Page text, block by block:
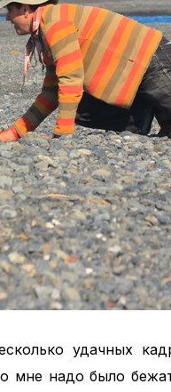
удачных
мне надо было